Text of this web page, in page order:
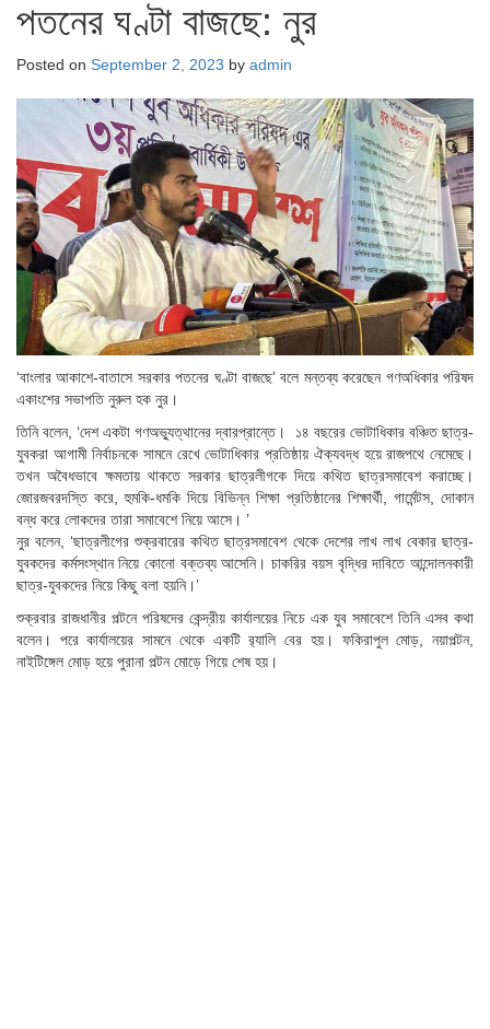
পতনের ঘণ্টা বাজছে: নুর
Posted on September 2, 2023 by admin
‘বাংলার আকাশে-বাতাসে সরকার পতনের ঘণ্টা বাজছে’ বলে মন্তব্য করেছেন গণঅধিকার পরিষদ
একাংশের সভাপতি নুরুল হক নুর।
তিনি বলেন, ‘দেশ একটা গণঅভ্যুত্থানের দ্বারপ্রান্তে। ১৪ বছরের ভোটাধিকার বঞ্চিত ছাত্র-
যুবকরা আগামী নির্বাচনকে সামনে রেখে ভোটাধিকার প্রতিষ্ঠায় ঐক্যবদ্ধ হয়ে রাজপথে নেমেছে।
তখন অবৈধভাবে ক্ষমতায় থাকতে সরকার ছাত্রলীগকে দিয়ে কথিত ছাত্রসমাবেশ করাচ্ছে।
জোরজবরদস্তি করে, হুমকি-ধমকি দিয়ে বিভিন্ন শিক্ষা প্রতিষ্ঠানের শিক্ষার্থী, গার্মেন্টস, দোকান
বন্ধ করে লোকদের তারা সমাবেশে নিয়ে আসে। ’
নুর বলেন, ‘ছাত্রলীগের শুক্রবারের কথিত ছাত্রসমাবেশ থেকে দেশের লাখ লাখ বেকার ছাত্র-
যুবকদের কর্মসংস্থান নিয়ে কোনো বক্তব্য আসেনি। চাকরির বয়স বৃদ্ধির দাবিতে আন্দোলনকারী
ছাত্র-যুবকদের নিয়ে কিছু বলা হয়নি।’
শুক্রবার রাজধানীর পল্টনে পরিষদের কেন্দ্রীয় কার্যালয়ের নিচে এক যুব সমাবেশে তিনি এসব কথা
বলেন। পরে কার্যালয়ের সামনে থেকে একটি র‍্যালি বের হয়। ফকিরাপুল মোড়, নয়াপল্টন,
নাইটিঙ্গেল মোড় হয়ে পুরানা পল্টন মোড়ে গিয়ে শেষ হয়।